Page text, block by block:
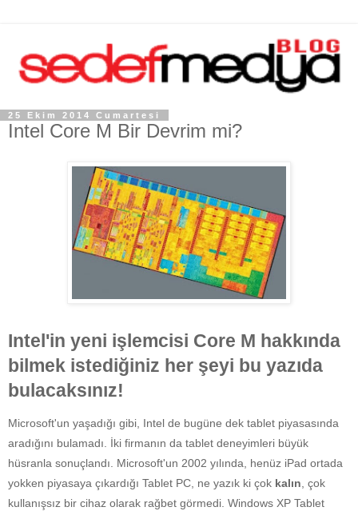
25 Ekim 2014 Cumartesi
Intel Core M Bir Devrim mi?
Intel'in yeni işlemcisi Core M hakkında
bilmek istediğiniz her şeyi bu yazıda
bulacaksınız!
Microsoft'un yaşadığı gibi, Intel de bugüne dek tablet piyasasında
aradığını bulamadı. İki firmanın da tablet deneyimleri büyük
hüsranla sonuçlandı. Microsoft'un 2002 yılında, henüz iPad ortada
yokken piyasaya çıkardığı Tablet PC, ne yazık ki çok kalın, çok
kullanışsız bir cihaz olarak rağbet görmedi. Windows XP Tablet